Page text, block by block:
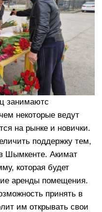
занимаютс
некоторые ведут
на рынке и новички.
поддержку тем,
в Шымкенте. Акимат
которая будет
аренды помещения.
принять в
им открывать свои